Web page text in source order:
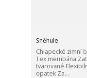
Sněhule
Chlapecké zimní
Tex membána
tvarované
opatek Za...